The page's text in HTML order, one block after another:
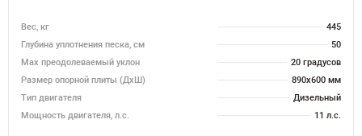
Вес, кг
445
Глубина уплотнения песка, см
50
Max преодолеваемый уклон
20 градусов
Размер опорной плиты (ДхШ)
890х600 мм
Тип двигателя
Дизельный
Мощность двигателя, л.с.
11 л.с.